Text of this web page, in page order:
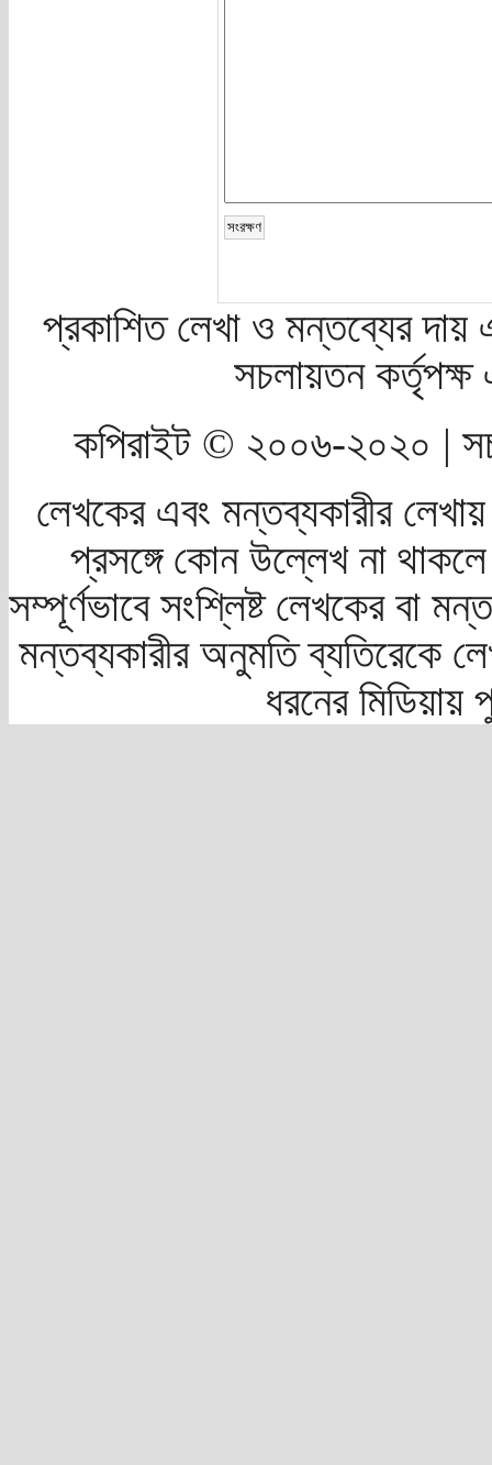
প্রকাশিত লেখা ও মন্তব্যের দায়
সচলায়তন
কপিরাইট © ২০০৬-২০২০ |
লেখকের এবং মন্তব্যকারীর
প্রসঙ্গে কোন উল্লেখ না
সম্পূর্ণভাবে সংশ্লিষ্ট লেখকের বা
মন্তব্যকারীর অনুমতি ব্যতিরেকে
ধরনের মিডিয়ায়